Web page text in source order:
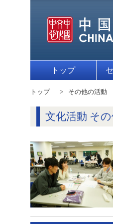
トップ
トップ その他の活動
文化活動 そ